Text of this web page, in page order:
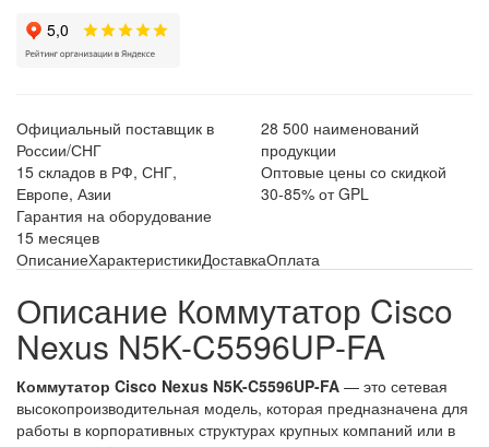
Официальный поставщик в
России/СНГ
28 500 наименований
продукции
15 складов в РФ, СНГ,
Европе, Азии
Оптовые цены со скидкой
30-85% от GPL
Гарантия на оборудование
15 месяцев
ОписаниеХарактеристикиДоставкаОплата
Описание Коммутатор Cisco
Nexus N5K-C5596UP-FA
Коммутатор Cisco Nexus N5K-C5596UP-FA — это сетевая
высокопроизводительная модель, которая предназначена для
работы в корпоративных структурах крупных компаний или в